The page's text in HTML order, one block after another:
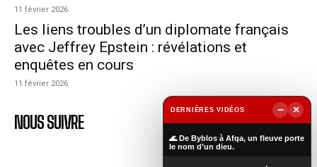
11 février 2026
Les liens troubles d’un diplomate français
avec Jeffrey Epstein : révélations et
enquêtes en cours
11 février 2026
NOUS SUIVRE
DERNIÈRES VIDÉOS −
×
🌊 De Byblos à Afqa, un fleuve porte
le nom d’un dieu.